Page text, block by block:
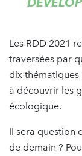
Les RDD 2021
traversées par
dix
à découvrir les
écologique.
Il sera question
de demain ?